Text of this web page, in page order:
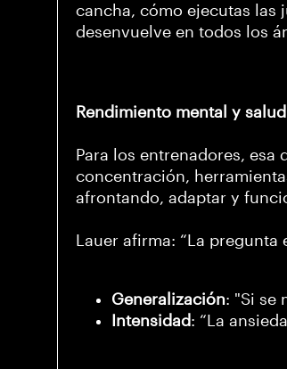
cancha, cómo ejecutas las
desenvuelve en todos los
Rendimiento mental y salud
Para los entrenadores,
concentración,
afrontando, adaptar y
Lauer afirma: “La
Generalización: "Si se
Intensidad: “La